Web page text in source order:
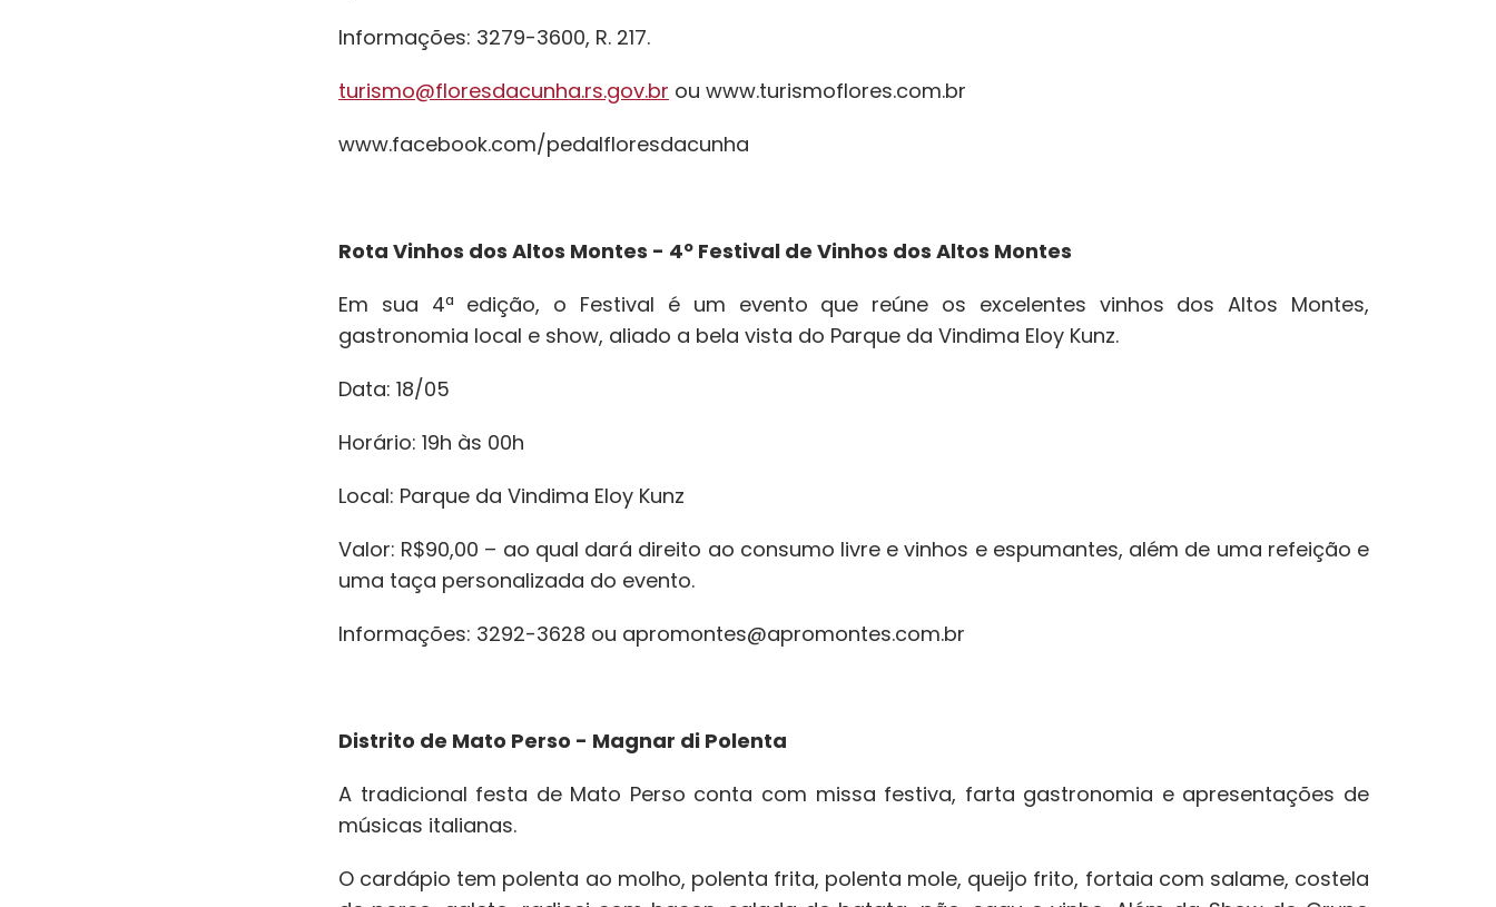
Informações: 3279-3600, R. 217.
turismo@floresdacunha.rs.gov.br ou www.turismoflores.com.br
www.facebook.com/pedalfloresdacunha
Rota Vinhos dos Altos Montes - 4º Festival de Vinhos dos Altos Montes
Em sua 4ª edição, o Festival é um evento que reúne os excelentes vinhos dos Altos Montes,
gastronomia local e show, aliado a bela vista do Parque da Vindima Eloy Kunz.
Data: 18/05
Horário: 19h às 00h
Local: Parque da Vindima Eloy Kunz
Valor: R$90,00 – ao qual dará direito ao consumo livre e vinhos e espumantes, além de uma refeição e
uma taça personalizada do evento.
Informações: 3292-3628 ou apromontes@apromontes.com.br
Distrito de Mato Perso - Magnar di Polenta
A tradicional festa de Mato Perso conta com missa festiva, farta gastronomia e apresentações de
músicas italianas.
O cardápio tem polenta ao molho, polenta frita, polenta mole, queijo frito, fortaia com salame, costela